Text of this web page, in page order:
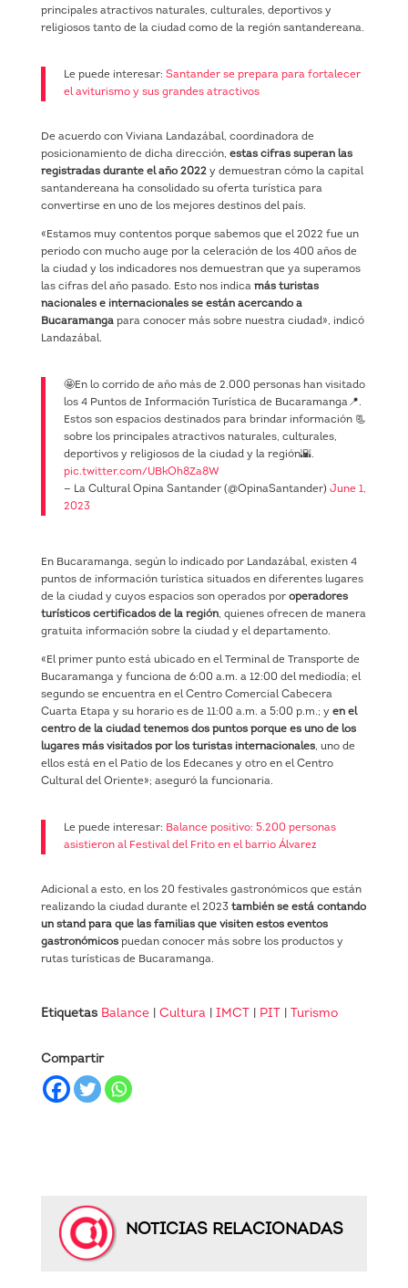
principales atractivos naturales, culturales, deportivos y
religiosos tanto de la ciudad como de la región santandereana.
Le puede interesar: Santander se prepara para fortalecer
el aviturismo y sus grandes atractivos
De acuerdo con Viviana Landazábal, coordinadora de
posicionamiento de dicha dirección, estas cifras superan las
registradas durante el año 2022y demuestran cómo la capital
santandereana ha consolidado su oferta turística para
convertirse en uno de los mejores destinos del país.
«Estamos muy contentos porque sabemos que el 2022 fue un
periodo con mucho auge por la celeración de los 400 años de
la ciudad y los indicadores nos demuestran que ya superamos
las cifras del año pasado. Esto nos indica más turistas
nacionales e internacionales se están acercando a
Bucaramangapara conocer más sobre nuestra ciudad», indicó
Landazábal.
🤩En lo corrido de año más de 2.000 personas han visitado
los 4 Puntos de Información Turística de Bucaramanga📍.
Estos son espacios destinados para brindar información 📃
sobre los principales atractivos naturales, culturales,
deportivos y religiosos de la ciudad y la región🌇.
pic.twitter.com/UBkOh8Za8W
— La Cultural Opina Santander (@OpinaSantander) June 1,
2023
En Bucaramanga, según lo indicado por Landazábal, existen 4
puntos de información turística situados en diferentes lugares
de la ciudad y cuyos espacios son operados por operadores
turísticos certificados de la región, quienes ofrecen de manera
gratuita información sobre la ciudad y el departamento.
«El primer punto está ubicado en el Terminal de Transporte de
Bucaramanga y funciona de 6:00 a.m. a 12:00 del mediodía; el
segundo se encuentra en el Centro Comercial Cabecera
Cuarta Etapa y su horario es de 11:00 a.m. a 5:00 p.m.; y en el
centro de la ciudad tenemos dos puntos porque es uno de los
lugares más visitados por los turistas internacionales, uno de
ellos está en el Patio de los Edecanes y otro en el Centro
Cultural del Oriente»; aseguró la funcionaria.
Le puede interesar: Balance positivo: 5.200 personas
asistieron al Festival del Frito en el barrio Álvarez
Adicional a esto, en los 20 festivales gastronómicos que están
realizando la ciudad durante el 2023 también se está contando
un stand para que las familias que visiten estos eventos
gastronómicospuedan conocer más sobre los productos y
rutas turísticas de Bucaramanga.
Etiquetas Balance Cultura| IMCT| PIT| Turismo
Compartir
NOTICIAS RELACIONADAS